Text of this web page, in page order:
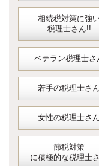
相続税対策に強
税理士さん!!
ベテラン税理士さ
若手の税理士さん
女性の税理士さん
節税対策
に積極的な税理士